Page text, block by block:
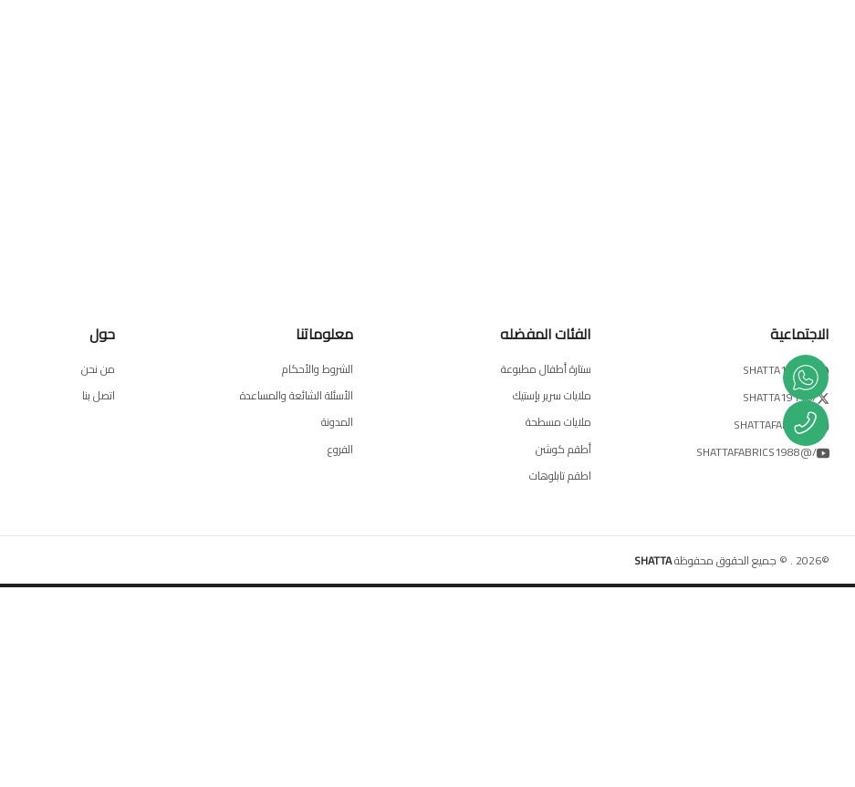
الاجتماعية
/SHATTA19116
/SHATTA19116
/SHATTAFABRICS
/@SHATTAFABRICS1988
الفئات المفضله
ستارة أطفال مطبوعة
ملايات سرير بإستيك
ملايات مسطحة
أطقم كوشن
اطقم تابلوهات
معلوماتنا
الشروط والأحكام
الأسئلة الشائعة والمساعدة
المدونة
الفروع
حول
من نحن
اتصل بنا
©
2026
. © جميع الحقوق محفوظةSHATTA